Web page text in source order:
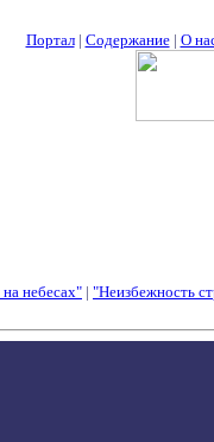
Портал| Содержание| О
небесах" | "Неизбежность